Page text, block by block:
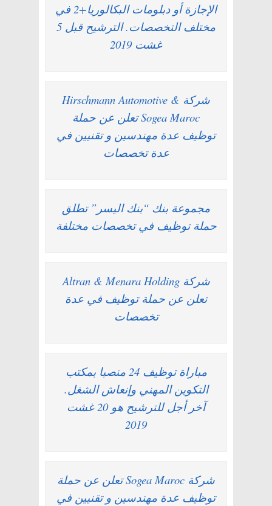
الإجازة أو دبلومات البكالوريا+2 في
مختلف التخصصات. الترشيح قبل 5
غشت 2019
شركة Hirschmann Automotive &
Sogea Maroc تعلن عن حملة
توظيف عدة مهندسين و تقنيين في
عدة تخصصات
مجموعة بنك “بنك اليسر” تطلق
حملة توظيف في تخصصات مختلفة
شركة Altran & Menara Holding
تعلن عن حملة توظيف في عدة
تخصصات
مباراة توظيف 24 منصبا بمكتب
التكوين المهني وإنعاش الشغل.
آخر أجل للترشيح هو 20 غشت
2019
شركة Sogea Maroc تعلن عن حملة
توظيف عدة مهندسين و تقنيين في